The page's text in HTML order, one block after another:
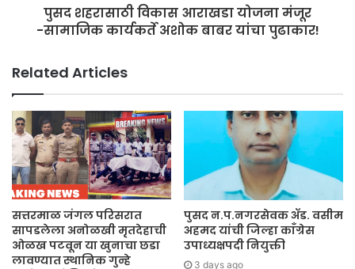
पुसद शहरासाठी विकास आराखडा योजना मंजूर
-सामाजिक कार्यकर्ते अशोक बाबर यांचा पुढाकार!
Related Articles
सत्तरमाळ जंगल परिसरात
सापडलेला अनोळखी मृतदेहाची
ओळख पटवून या खुनाचा छडा
लावण्यात स्थानिक गुन्हे
पुसद न.प.नगरसेवक ॲड. वसीम
अहमद यांची जिल्हा काँग्रेस
उपाध्यक्षपदी नियुक्ती
3 days ago